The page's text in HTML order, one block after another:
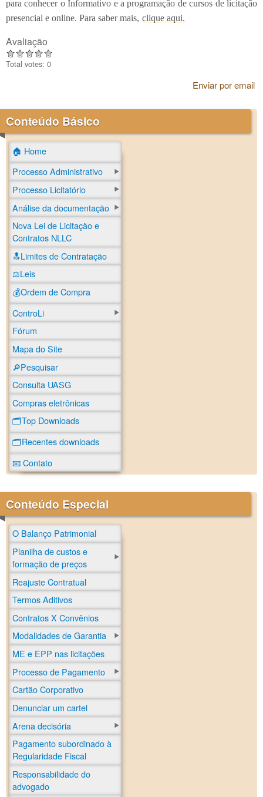
para conhecer o Informativo e a programação de cursos de licitação
presencial e online. Para saber mais, clique aqui.
Avaliação
Total votes: 0
Enviar por email
Conteúdo Básico
🏠 Home
Processo Administrativo
Processo Licitatório
Análise da documentação
Nova Lei de Licitação e
Contratos NLLC
🔝Limites de Contratação
⚖️Leis
💰Ordem de Compra
ControLi
Fórum
Mapa do Site
🔎Pesquisar
Consulta UASG
Compras eletrônicas
🗂️Top Downloads
🗂️Recentes downloads
📧 Contato
Conteúdo Especial
O Balanço Patrimonial
Planilha de custos e
formação de preços
Reajuste Contratual
Termos Aditivos
Contratos X Convênios
Modalidades de Garantia
ME e EPP nas licitações
Processo de Pagamento
Cartão Corporativo
Denunciar um cartel
Arena decisória
Pagamento subordinado à
Regularidade Fiscal
Responsabilidade do
advogado